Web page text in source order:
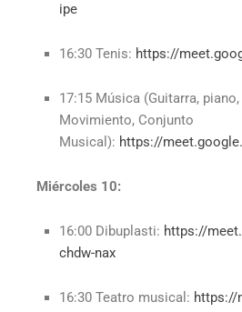
ipe
16:30 Tenis: https://
17:15 Música (Guitarra,
Movimiento, Conjunto
Musical): https://
Miércoles 10:
16:00 Dibuplasti: https://
chdw-nax
16:30 Teatro musical: https://